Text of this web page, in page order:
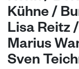
Kühne /
Lisa Reitz
Marius
Sven